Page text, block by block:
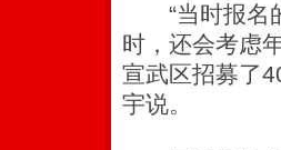
“当时报名的
时，还会考虑
宣武区招募了
宇说。